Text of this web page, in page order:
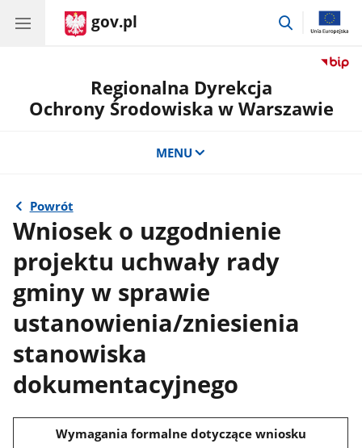
gov.pl
przejdź
Regionalna Dyrekcja
Ochrony Środowiska w Warszawie
MENU
Powrót
Wniosek o uzgodnienie
projektu uchwały rady
gminy w sprawie
ustanowienia/zniesienia
stanowiska
dokumentacyjnego
Wymagania formalne dotyczące wniosku